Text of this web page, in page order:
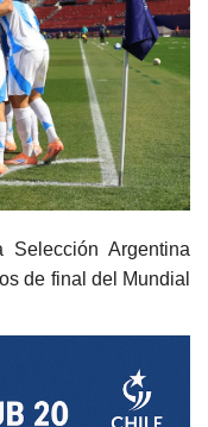
Argentina
de final del Mundial